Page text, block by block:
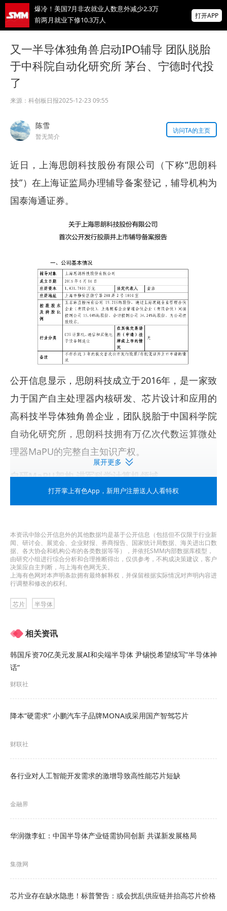
爆冷！美国7月非农就业人数意外减少2.3万
前两月就业下修10.3万人
概念股普涨，现货黄金突破4350
北京楼市新政：非京籍五环内社保满1年即可
掌上有色
打开APP
又一半导体独角兽启动IPO辅导 团队脱胎
于中科院自动化研究所 茅台、宁德时代投
了
来源： 科创板日报2025-12-23 09:55
陈雪
暂无简介
访问TA的主页
近日，上海思朗科技股份有限公司（下称“思朗科
技”）在上海证监局办理辅导备案登记，辅导机构为
国泰海通证券。
公开信息显示，思朗科技成立于2016年，是一家致
力于国产自主处理器内核研发、芯片设计和应用的
高科技半导体独角兽企业，团队脱胎于中国科学院
自动化研究所，思朗科技拥有万亿次代数运算微处
理器MaPU的完整自主知识产权。
自研MaPU架构 进军科学计算机领域
器、计算体系架构，融合了ASIC的高效性、FPGA的
可编程性以及CPU的灵活性优势，是通用计算架构
领域的一次创新发明。
从产品和商业化进程方面来看，思朗科技2021年9
月正式发布了采用MaPU架构的5G小基站UCP系列
芯片——UCP1002和UCP4008。该公司表示，
UCP1002芯片是中国自主内核的5G小基站处理器芯
片，且已实现量产；UCP4008芯片则主要面向企业
级应用场景，是国内企业级5G小基站芯片。
初，思朗科技实现首个数亿级商业订单落地，并已
实现交付。
据悉，思朗科技UCP4008款芯片目前已经被中国移
动研究院、新华三、长焜科技、共进电子和金信诺
等多家国内小基站行业头部企业应用在他们的扩展
2024年9月，思朗科技发布了面向移动通信小基站
和卫星互联网的UCP系列新一代产品 "信
（8T8R）的小微基站芯片，算力达100TOPS。
展开更多
打开掌上有色App ，新用户注册送人人看特权
本资讯中除公开信息外的其他数据均是基于公开信息（包括但不仅限于行业新
闻、研讨会、展览会、企业财报、券商报告、国家统计局数据、海关进出口数
据、各大协会和机构公布的各类数据等等），并依托SMM内部数据库模型，
由研究小组进行综合分析和合理推断得出，仅供参考，不构成决策建议，客户
决策应自主判断，与上海有色网无关。
上海有色网对本声明条款拥有最终解释权，并保留根据实际情况对声明内容进
行调整和修改的权利。
芯片 半导体
相关资讯
韩国斥资70亿美元发展AI和尖端半导体 尹锡悦希望续写”半导体神
话“
财联社
降本“硬需求” 小鹏汽车子品牌MONA或采用国产智驾芯片
财联社
各行业对人工智能开发需求的激增导致高性能芯片短缺
金融界
华润微李虹：中国半导体产业链需协同创新 共谋新发展格局
集微网
芯片业存在缺水隐患！标普警告：或会扰乱供应链并抬高芯片价格